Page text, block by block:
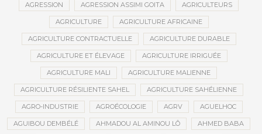
AGRESSION AGRESSION ASSIMI GOITA AGRICULTEURS
AGRICULTURE AGRICULTURE AFRICAINE
AGRICULTURE CONTRACTUELLE AGRICULTURE DURABLE
AGRICULTURE ET ÉLEVAGE AGRICULTURE IRRIGUÉE
AGRICULTURE MALI AGRICULTURE MALIENNE
AGRICULTURE RÉSILIENTE SAHEL AGRICULTURE SAHÉLIENNE
AGRO-INDUSTRIE AGROÉCOLOGIE AGRV AGUELHOC
AGUIBOU DEMBÉLÉ AHMADOU AL AMINOU LÔ AHMED BABA